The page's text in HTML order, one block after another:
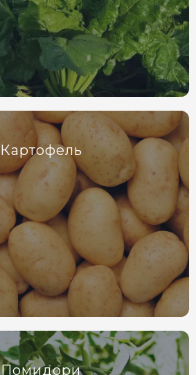
Картофель
Помидори